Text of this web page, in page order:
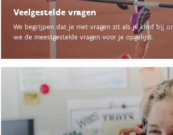
Veelgestelde vragen
We begrijpen dat je met vragen zit als je kind bij
we de meestgestelde vragen voor je opgelijst.